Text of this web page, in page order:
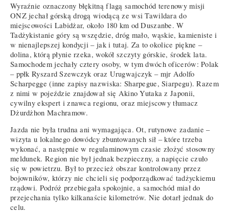
Wyraźnie oznaczony błękitną flagą samochód terenowy misji
ONZ jechał górską drogą wiodącą ze wsi Tawildara do
miejscowości Labidżar, około 180 km od Duszanbe. W
Tadżykistanie góry są wszędzie, dróg mało, wąskie, kamieniste i
w nienajlepszej kondycji – jak i tutaj. Za to okolice piękne –
dolina, którą płynie rzeka, wokół szczyty górskie, środek lata.
Samochodem jechały cztery osoby, w tym dwóch oficerów: Polak
– ppłk Ryszard Szewczyk oraz Urugwajczyk – mjr Adolfo
Scharpegge (inne zapisy nazwiska: Sharpegue, Siarpegu). Razem
z nimi w pojeździe znajdował się Akino Yutaka z Japonii,
cywilny ekspert i znawca regionu, oraz miejscowy tłumacz
Dżurdżhon Machramow.
Jazda nie była trudna ani wymagająca. Ot, rutynowe zadanie –
wizyta u lokalnego dowódcy zbuntowanych sił – które trzeba
wykonać, a następnie w regulaminowym czasie złożyć stosowny
meldunek. Region nie był jednak bezpieczny, a napięcie czuło
się w powietrzu. Był to przecież obszar kontrolowany przez
bojowników, którzy nie chcieli się podporządkować tadżyckiemu
rządowi. Podróż przebiegała spokojnie, a samochód miał do
przejechania tylko kilkanaście kilometrów. Nie dotarł jednak do
celu.